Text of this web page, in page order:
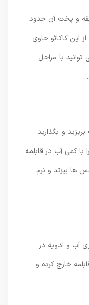
10 دقیقه و پخت آن حدود
گرم از این کاکائو حاوی
با مراحل
بگذارید
در قابلمه
و نرم
ادویه در
کرده و